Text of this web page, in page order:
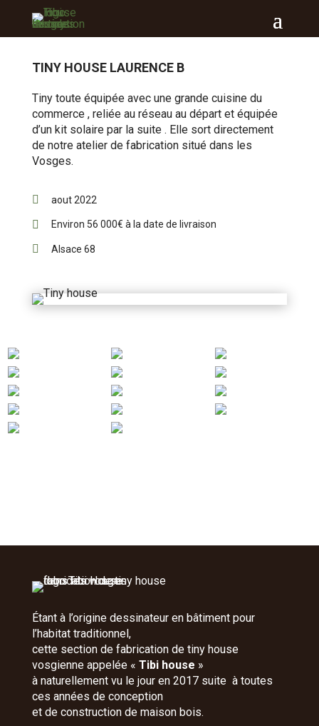
TINY HOUSE LAURENCE B
Tiny toute équipée avec une grande cuisine du
commerce , reliée au réseau au départ et équipée
d’un kit solaire par la suite . Elle sort directement
de notre atelier de fabrication situé dans les
Vosges.
 aout 2022
 Environ 56 000€ à la date de livraison
 Alsace 68
Étant à l’origine dessinateur en bâtiment pour
l’habitat traditionnel,
cette section de fabrication de tiny house
vosgienne appelée « Tibi house »
à naturellement vu le jour en 2017 suite à toutes
ces années de conception
et de construction de maison bois.